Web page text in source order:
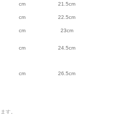
cm 21.5cm
cm 22.5cm
cm 23cm
cm 24.5cm
cm 26.5cm
す。